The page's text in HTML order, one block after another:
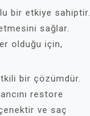
bir etkiye sahiptir.
sağlar.
olduğu için,
bir çözümdür.
restore
ve saç